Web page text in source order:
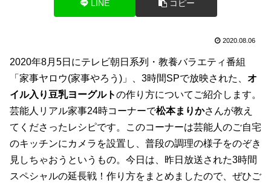
LINE コピー
2020.08.06
2020年8月5日にテレビ朝日系列・教養バラエティ番組
「家事ヤロウ(家事やろう)」、3時間SPで放映された、 オ
イル入り豆乳ヨーグルトの作り方についてご紹介します。
芸能人リアル家事24時コーナーで松本まりかさんが教え
てくださったレシピです。このコーナーは芸能人のご自宅
のキッチンにカメラを設置し、普段の調理の様子をのぞき
見しちゃおうというもの。今日は、昨日放送された3時間
スペシャルの延長戦！作り方をまとめましたので、ぜひご